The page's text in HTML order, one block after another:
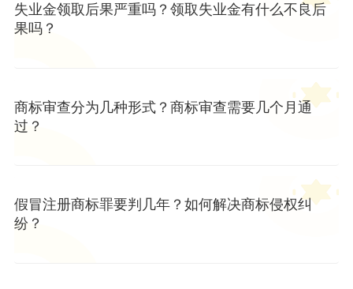
失业金领取后果严重吗？领取失业金有什么不良后
果吗？
商标审查分为几种形式？商标审查需要几个月通
过？
假冒注册商标罪要判几年？如何解决商标侵权纠
纷？